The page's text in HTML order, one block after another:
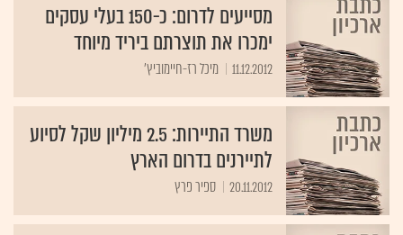
מסייעים לדרום: כ-150 בעלי עסקים
ימכרו את תוצרתם ביריד מיוחד
11.12.2012 מיכל רז-חיימוביץ'
משרד התיירות: 2.5 מיליון שקל לסיוע
לתיירנים בדרום הארץ
20.11.2012 ספיר פרץ